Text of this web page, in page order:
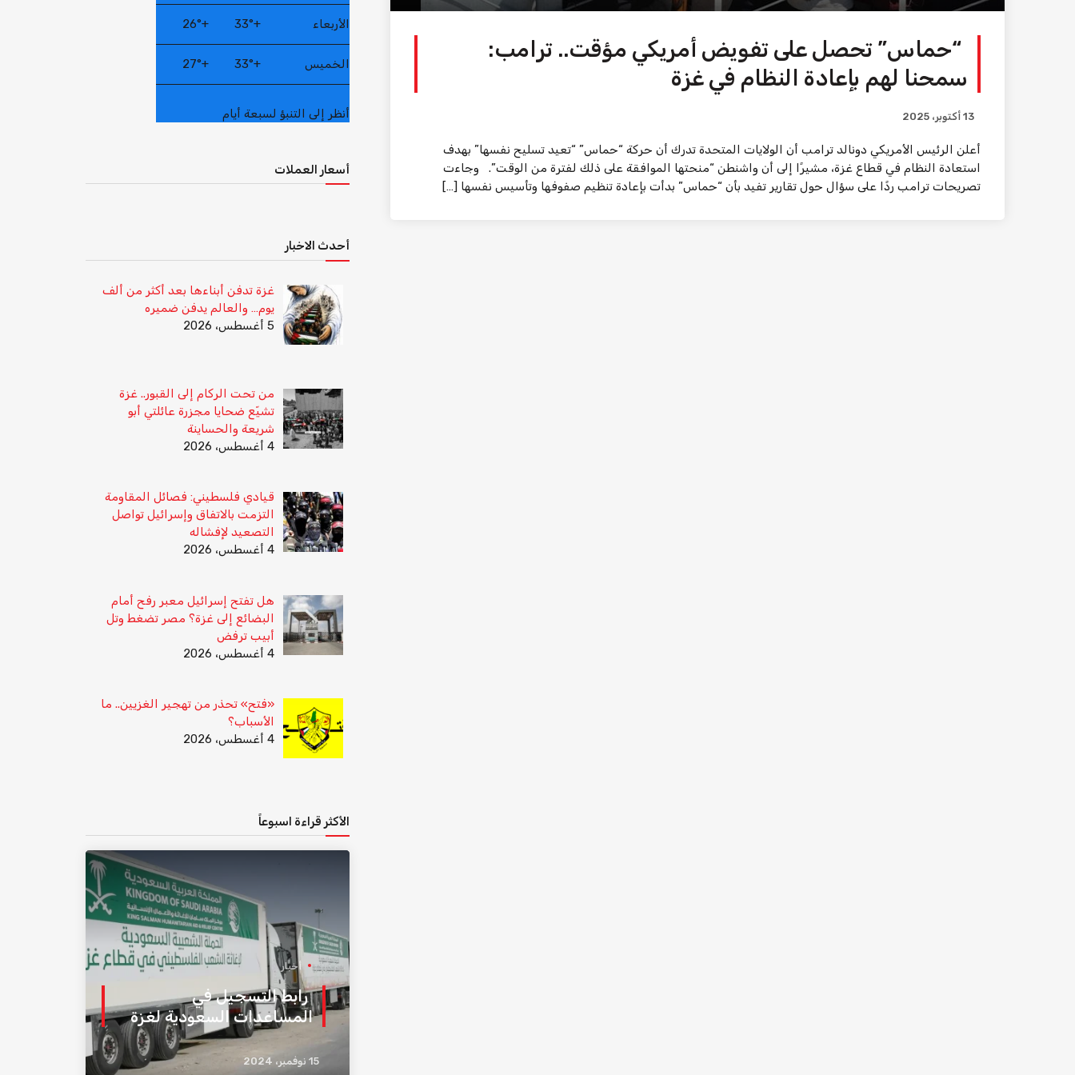
“حماس” تحصل على تفويض أمريكي مؤقت.. ترامب:
سمحنا لهم بإعادة النظام في غزة
13 أكتوبر، 2025
أعلن الرئيس الأمريكي دونالد ترامب أن الولايات المتحدة تدرك أن حركة “حماس” “تعيد تسليح نفسها” بهدف
استعادة النظام في قطاع غزة، مشيرًا إلى أن واشنطن “منحتها الموافقة على ذلك لفترة من الوقت”. وجاءت
تصريحات ترامب ردًا على سؤال حول تقارير تفيد بأن “حماس” بدأت بإعادة تنظيم صفوفها وتأسيس نفسها […]
الأربعاء +
33°
+
26°
الخميس +
33°
+
27°
أنظر إلى التنبؤ لسبعة أيام
أسعار العملات
أحدث الاخبار
غزة تدفن أبناءها بعد أكثر من ألف
يوم… والعالم يدفن ضميره
5 أغسطس، 2026
من تحت الركام إلى القبور.. غزة
تشيّع ضحايا مجزرة عائلتي أبو
شريعة والحساينة
4 أغسطس، 2026
قيادي فلسطيني: فصائل المقاومة
التزمت بالاتفاق وإسرائيل تواصل
التصعيد لإفشاله
4 أغسطس، 2026
هل تفتح إسرائيل معبر رفح أمام
البضائع إلى غزة؟ مصر تضغط وتل
أبيب ترفض
4 أغسطس، 2026
«فتح» تحذر من تهجير الغزيين.. ما
الأسباب؟
4 أغسطس، 2026
الأكثر قراءة اسبوعاً
أخبار
رابط التسجيل في
المساعدات السعودية لغزة
15 نوفمبر، 2024